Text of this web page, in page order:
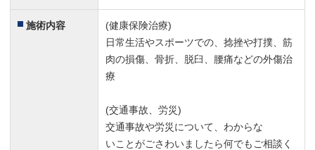
施術内容
(健康保険治療)
日常生活やスポーツでの、捻挫や打撲、筋
肉の損傷、骨折、脱臼、腰痛などの外傷治
療
(交通事故、労災)
交通事故や労災について、わからな
いことがごさわいましたら何でもご相談く